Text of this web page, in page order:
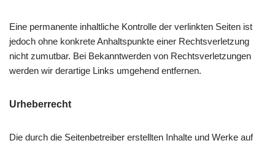
Eine permanente inhaltliche Kontrolle der verlinkten Seiten ist
jedoch ohne konkrete Anhaltspunkte einer Rechtsverletzung
nicht zumutbar. Bei Bekanntwerden von Rechtsverletzungen
werden wir derartige Links umgehend entfernen.
Urheberrecht
Die durch die Seitenbetreiber erstellten Inhalte und Werke auf